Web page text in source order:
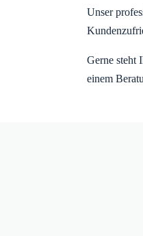
Unser
Gerne steht
einem